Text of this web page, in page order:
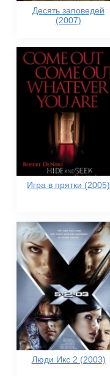
Десять заповедей
(2007)
Игра в прятки (2005)
Люди Икс 2 (2003)